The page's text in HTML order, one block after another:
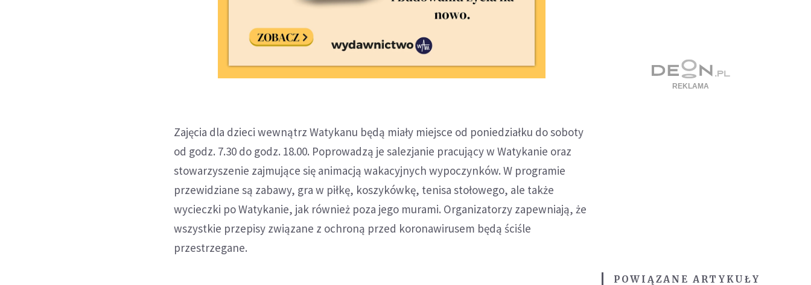
Zajęcia dla dzieci wewnątrz Watykanu będą miały miejsce od poniedziałku do soboty
od godz. 7.30 do godz. 18.00. Poprowadzą je salezjanie pracujący w Watykanie oraz
stowarzyszenie zajmujące się animacją wakacyjnych wypoczynków. W programie
przewidziane są zabawy, gra w piłkę, koszykówkę, tenisa stołowego, ale także
wycieczki po Watykanie, jak również poza jego murami. Organizatorzy zapewniają, że
wszystkie przepisy związane z ochroną przed koronawirusem będą ściśle
przestrzegane.
POWIĄZANE ARTYKUŁY